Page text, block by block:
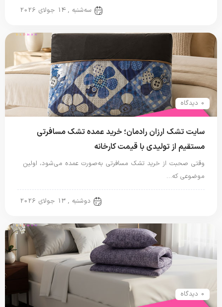
سه‌شنبه , 14 جولای 2026
0 دیدگاه
سایت تشک ارزان رادمان؛ خرید عمده تشک مسافرتی
مستقیم از تولیدی با قیمت کارخانه
وقتی صحبت از خرید تشک مسافرتی به‌صورت عمده می‌شود، اولین
موضوعی که…
دوشنبه , 13 جولای 2026
0 دیدگاه